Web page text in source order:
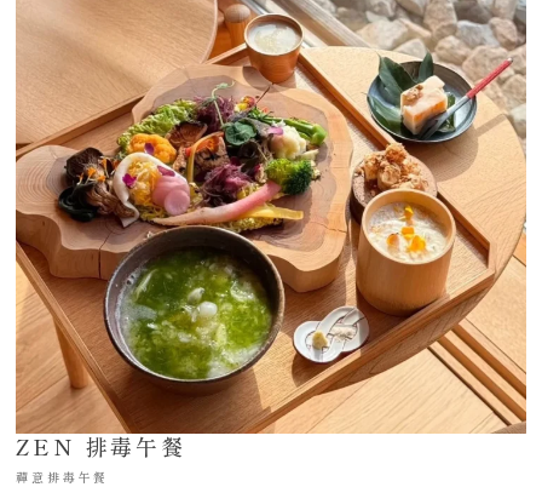
ZEN 排毒午餐
禪意排毒午餐